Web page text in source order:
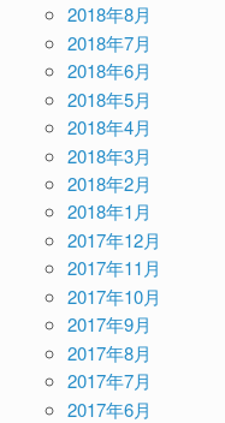
2018年8月
2018年7月
2018年6月
2018年5月
2018年4月
2018年3月
2018年2月
2018年1月
2017年12月
2017年11月
2017年10月
2017年9月
2017年8月
2017年7月
2017年6月